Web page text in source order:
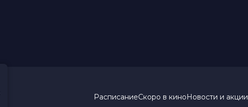
РасписаниеСкоро в киноНовости и акции